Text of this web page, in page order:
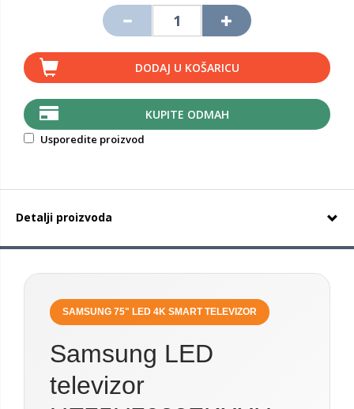
DODAJ U KOŠARICU
KUPITE ODMAH
Usporedite proizvod
Detalji proizvoda
SAMSUNG 75" LED 4K SMART TELEVIZOR
Samsung LED
televizor